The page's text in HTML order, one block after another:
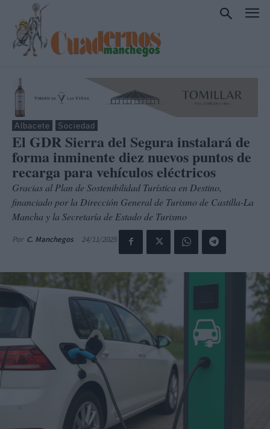
Albacete Sociedad
El GDR Sierra del Segura instalará de
forma inminente diez nuevos puntos de
recarga para vehículos eléctricos
Gracias al Plan de Sostenibilidad Turística en Destino,
financiado por la Dirección General de Turismo de Castilla-La
Mancha y la Secretaría de Estado de Turismo
Por C. Manchegos 24/11/2025